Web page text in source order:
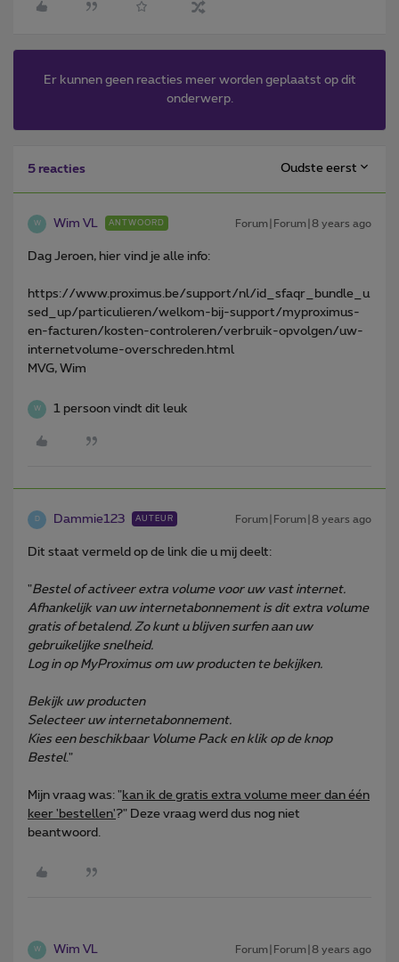
Er kunnen geen reacties meer worden geplaatst op dit
onderwerp.
5 reacties Oudste eerst
W Wim VL ANTWOORD Forum|Forum|8 years ago
Dag Jeroen, hier vind je alle info:
https://www.proximus.be/support/nl/id_sfaqr_bundle_u
sed_up/particulieren/welkom-bij-support/myproximus-
en-facturen/kosten-controleren/verbruik-opvolgen/uw-
internetvolume-overschreden.html
MVG, Wim
W 1 persoon vindt dit leuk
D Dammie123 AUTEUR Forum|Forum|8 years ago
Dit staat vermeld op de link die u mij deelt:
"Bestel of activeer extra volume voor uw vast internet.
Afhankelijk van uw internetabonnement is dit extra volume
gratis of betalend. Zo kunt u blijven surfen aan uw
gebruikelijke snelheid.
Log in op MyProximus om uw producten te bekijken.
Bekijk uw producten
Selecteer uw internetabonnement.
Kies een beschikbaar Volume Pack en klik op de knop
Bestel."
Mijn vraag was: "kan ik de gratis extra volume meer dan één
keer 'bestellen'?" Deze vraag werd dus nog niet
beantwoord.
W Wim VL Forum|Forum|8 years ago